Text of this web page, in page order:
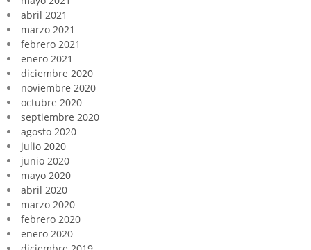
abril 2021
marzo 2021
febrero 2021
enero 2021
diciembre 2020
noviembre 2020
octubre 2020
septiembre 2020
agosto 2020
julio 2020
junio 2020
mayo 2020
abril 2020
marzo 2020
febrero 2020
enero 2020